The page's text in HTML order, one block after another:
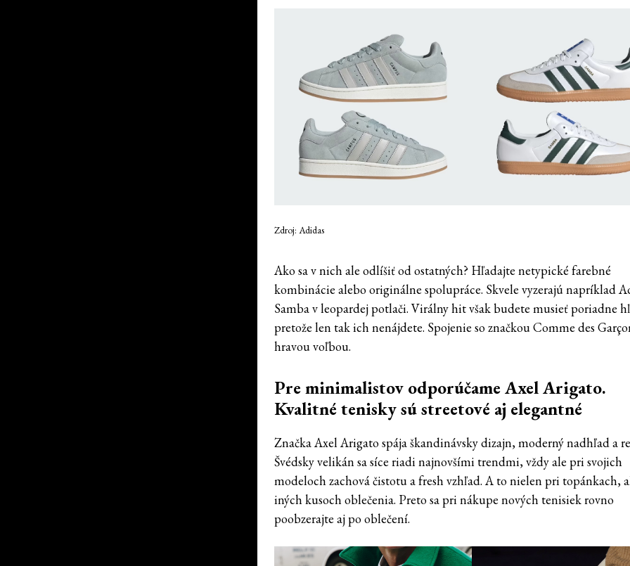
Zdroj: Adidas
Ako sa v nich ale odlíšiť od ostatných? Hľadajte netypické farebné
kombinácie alebo originálne spolupráce. Skvele vyzerajú napríklad
Samba v leopardej potlači. Virálny hit však budete musieť poriadne
pretože len tak ich nenájdete. Spojenie so značkou Comme des
hravou voľbou.
Pre minimalistov odporúčame Axel Arigato.
Kvalitné tenisky sú streetové aj elegantné
Značka Axel Arigato spája škandinávsky dizajn, moderný nadhľad a
Švédsky velikán sa síce riadi najnovšími trendmi, vždy ale pri svojich
modeloch zachová čistotu a fresh vzhľad. A to nielen pri topánkach,
iných kusoch oblečenia. Preto sa pri nákupe nových tenisiek rovno
poobzerajte aj po oblečení.